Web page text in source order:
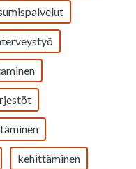
kehittäminen